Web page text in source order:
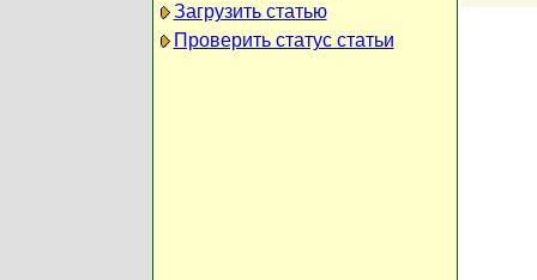
Загрузить статью
Проверить статус статьи